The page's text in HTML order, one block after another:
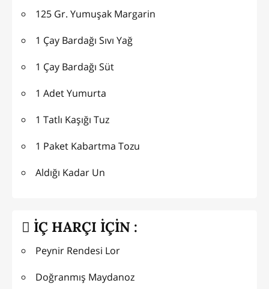
125 Gr. Yumuşak Margarin
1 Çay Bardağı Sıvı Yağ
1 Çay Bardağı Süt
1 Adet Yumurta
1 Tatlı Kaşığı Tuz
1 Paket Kabartma Tozu
Aldığı Kadar Un
İÇ HARÇI İÇİN :
Peynir Rendesi Lor
Doğranmış Maydanoz